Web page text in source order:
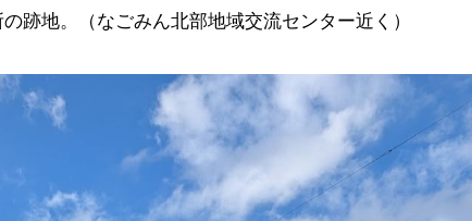
跡地。（なごみん北部地域交流センター近く）